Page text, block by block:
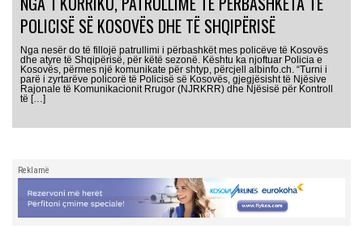
POLICISË SË KOSOVËS DHE TË SHQIPËRISË
Nga nesër do të fillojë patrullimi i përbashkët mes policëve të Kosovës
dhe atyre të Shqipërisë, për këtë sezonë. Kështu ka njoftuar Policia e
Kosovës, përmes një komunikate për shtyp, përcjell albinfo.ch. “Turni i
parë i zyrtarëve policorë të Policisë së Kosovës, gjegjësisht të Njësive
Rajonale të Komunikacionit Rrugor (NJRKRR) dhe Njësisë për Kontroll
të […]
Reklamë